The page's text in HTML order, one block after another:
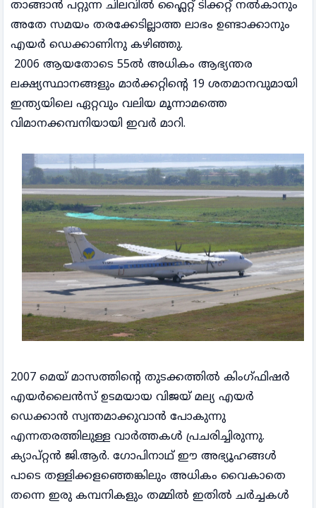
താങ്ങാൻ പറ്റുന്ന ചിലവിൽ ഫ്ലൈറ്റ് ടിക്കറ്റ് നൽകാനും
അതേ സമയം തരക്കേടില്ലാത്ത ലാഭം ഉണ്ടാക്കാനും
എയർ ഡെക്കാണിനു കഴിഞ്ഞു.
2006 ആയതോടെ 55ൽ അധികം ആഭ്യന്തര
ലക്ഷ്യസ്ഥാനങ്ങളും മാർക്കറ്റിന്റെ 19 ശതമാനവുമായി
ഇന്ത്യയിലെ ഏറ്റവും വലിയ മൂന്നാമത്തെ
വിമാനക്കമ്പനിയായി ഇവർ മാറി.
2007 മെയ് മാസത്തിന്റെ തുടക്കത്തിൽ കിംഗ്ഫിഷർ
എയർലൈൻസ് ഉടമയായ വിജയ് മല്യ എയർ
ഡെക്കാൻ സ്വന്തമാക്കുവാൻ പോകുന്നു
എന്നതരത്തിലുള്ള വാർത്തകൾ പ്രചരിച്ചിരുന്നു.
ക്യാപ്റ്റൻ ജി.ആർ. ഗോപിനാഥ് ഈ അഭ്യൂഹങ്ങൾ
പാടെ തള്ളിക്കളഞ്ഞെങ്കിലും അധികം വൈകാതെ
തന്നെ ഇരു കമ്പനികളും തമ്മിൽ ഇതിൽ ചർച്ചകൾ